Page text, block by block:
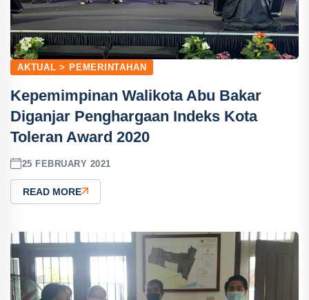
AKTUAL > PEMERINTAHAN
Kepemimpinan Walikota Abu Bakar
Diganjar Penghargaan Indeks Kota
Toleran Award 2020
25 FEBRUARY 2021
READ MORE